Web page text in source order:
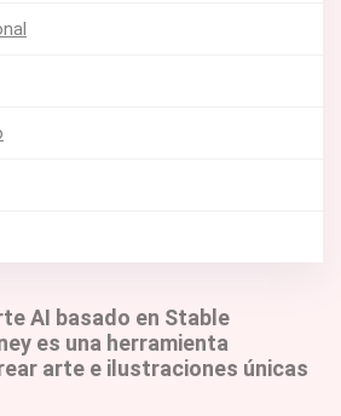
AI basado en Stable
es una herramienta
arte e ilustraciones únicas